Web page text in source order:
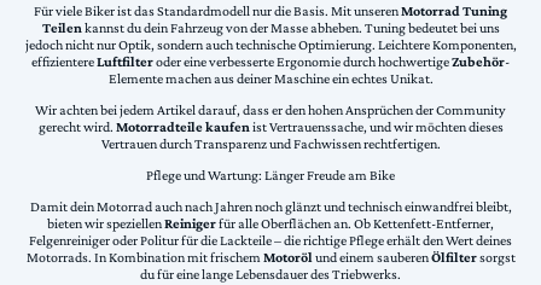
Für viele Biker ist das Standardmodell nur die Basis. Mit unserenMotorrad Tuning
Teilen kannst du dein Fahrzeug von der Masse abheben. Tuning bedeutet bei uns
jedoch nicht nur Optik, sondern auch technische Optimierung. Leichtere Komponenten,
effizientereLuftfilteroder eine verbesserte Ergonomie durch hochwertigeZubehör-
Elemente machen aus deiner Maschine ein echtes Unikat.
Wir achten bei jedem Artikel darauf, dass er den hohen Ansprüchen der Community
gerecht wird. Motorradteile kaufen ist Vertrauenssache, und wir möchten dieses
Vertrauen durch Transparenz und Fachwissen rechtfertigen.
Pflege und Wartung: Länger Freude am Bike
Damit dein Motorrad auch nach Jahren noch glänzt und technisch einwandfrei bleibt,
bieten wir speziellenReinigerfür alle Oberflächen an. Ob Kettenfett-Entferner,
Felgenreiniger oder Politur für die Lackteile – die richtige Pflege erhält den Wert deines
Motorrads. In Kombination mit frischemMotorölund einem sauberenÖlfiltersorgst
du für eine lange Lebensdauer des Triebwerks.